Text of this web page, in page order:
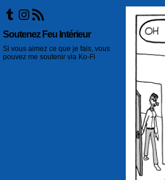
Tumblr
Instagram
Flux RSS
Soutenez Feu Intérieur
Si vous aimez ce que je fais, vous
pouvez me soutenir via Ko-Fi